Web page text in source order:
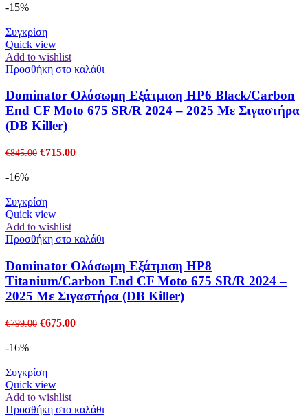
-15%
Συγκρίση
Quick view
Add to wishlist
Προσθήκη στο καλάθι
Dominator Ολόσωμη Εξάτμιση HP6 Black/Carbon
End CF Moto 675 SR/R 2024 – 2025 Με Σιγαστήρα
(DB Killer)
€845.00 Original
€715.00Η
-16%
Συγκρίση
Quick view
Add to wishlist
Προσθήκη στο καλάθι
Dominator Ολόσωμη Εξάτμιση HP8
Titanium/Carbon End CF Moto 675 SR/R 2024 –
2025 Με Σιγαστήρα (DB Killer)
€799.00 Original
€675.00Η
-16%
Συγκρίση
Quick view
Add to wishlist
Προσθήκη στο καλάθι